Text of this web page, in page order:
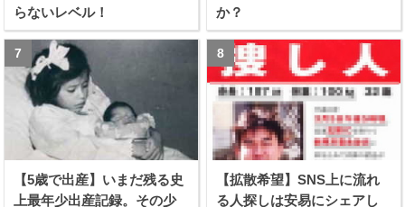
らないレベル！
か？
【5歳で出産】いまだ残る史
上最年少出産記録。その少
【拡散希望】SNS上に流れ
る人探しは安易にシェアし